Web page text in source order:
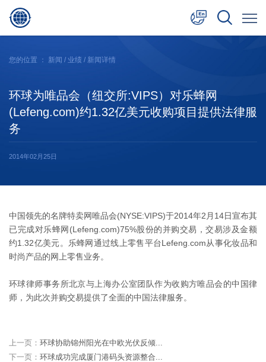
日本語
您的位置 ： 新闻 / 业绩 / 新闻详情
环球为唯品会（纽交所:VIPS）对乐蜂网
(Lefeng.com)约1.32亿美元收购项目提供法律服
务
2014年02月25日
中国领先的名牌特卖网唯品会(NYSE:VIPS)于2014年2月14日宣布其
已完成对乐蜂网(Lefeng.com)75%股份的并购交易，交易涉及金额
约1.32亿美元。乐蜂网通过线上零售平台Lefeng.com从事化妆品和
时尚产品的网上零售业务。
环球律师事务所北京与上海办公室团队作为收购方唯品会的中国律
师，为此次并购交易提供了全面的中国法律服务。
上一页： 环球协助锦州阳光在中欧光伏反倾...
下一页： 环球成功完成厦门港码头资源整合...